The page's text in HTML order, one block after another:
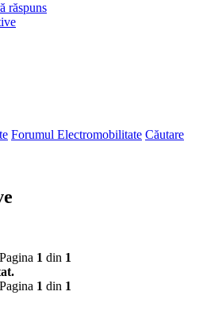
răspuns
Forumul Electromobilitate Căutare
1 din 1
1 din 1